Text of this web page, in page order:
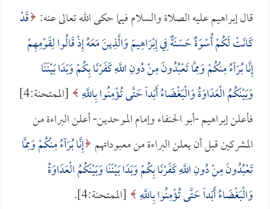
قال إبراهيم عليه الصلاة والسلام فيما حكى الله تعالى عنه: قَدْ
كَانَتْ لَكُمْ أُسْوَةٌ حَسَنَةٌ فِي إِبْرَاهِيمَ وَالَّذِينَ مَعَهُ إِذْ قَالُوا لِقَوْمِهِمْ
إِنَّا بُرَآءُ مِنْكُمْ وَمِمَّا تَعْبُدُونَ مِنْ دُونِ اللَّهِ كَفَرْنَا بِكُمْ وَبَدَا بَيْنَنَا
وَبَيْنَكُمُ الْعَدَاوَةُ وَالْبَغْضَاءُ أَبَداً حَتَّى تُؤْمِنُوا بِاللَّهِ
[الممتحنة:4]
فأعلن إبراهيم -أبو الحنفاء وإمام الموحدين- أعلن البراءة من
المشركين قبل أن يعلن البراءة من معبوداتهم إِنَّا بُرَآءُ مِنْكُمْ وَمِمَّا
تَعْبُدُونَ مِنْ دُونِ اللَّهِ كَفَرْنَا بِكُمْ وَبَدَا بَيْنَنَا وَبَيْنَكُمُ الْعَدَاوَةُ
وَالْبَغْضَاءُ أَبَداً حَتَّى تُؤْمِنُوا بِاللَّهِ [الممتحنة:4].